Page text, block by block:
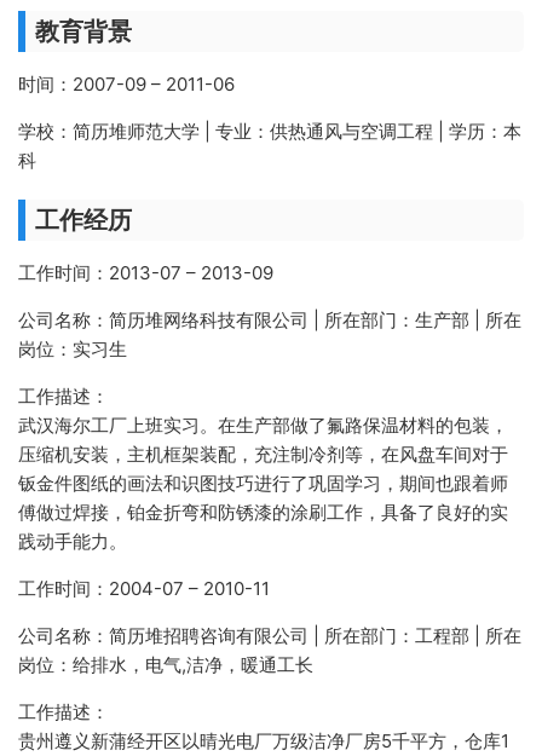
教育背景
时间：2007-09 – 2011-06
学校：简历堆师范大学 | 专业：供热通风与空调工程 | 学历：本
科
工作经历
工作时间：2013-07 – 2013-09
公司名称：简历堆网络科技有限公司 | 所在部门：生产部 | 所在
岗位：实习生
工作描述：
武汉海尔工厂上班实习。在生产部做了氟路保温材料的包装，
压缩机安装，主机框架装配，充注制冷剂等，在风盘车间对于
钣金件图纸的画法和识图技巧进行了巩固学习，期间也跟着师
傅做过焊接，铂金折弯和防锈漆的涂刷工作，具备了良好的实
践动手能力。
工作时间：2004-07 – 2010-11
公司名称：简历堆招聘咨询有限公司 | 所在部门：工程部 | 所在
岗位：给排水，电气,洁净，暖通工长
工作描述：
贵州遵义新蒲经开区以晴光电厂万级洁净厂房5千平方，仓库1